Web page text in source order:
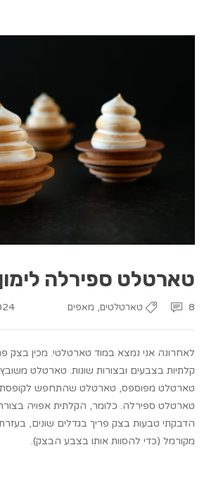
טארטלט ספירלה
טארטלטים, מאפים 8
לאחרונה אני נמצא במוד טארטלטי. מכין בצק
קלתיות בצבעים ובצורות שונות. טארטלט
טארטלט מפוספס, טארטלט שהתחפש לקופסת
טארטלט ספירלה. כלומר, הקלתית אפויה
הדבקתי טבעות בצק פריך בגדלים שונים,
מקורמל (כדי להסוות אותו בצבע הבצק).